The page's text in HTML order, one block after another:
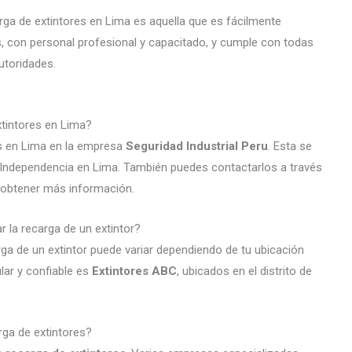
de extintores en Lima es aquella que es fácilmente
personal profesional y capacitado, y cumple con todas
en Lima?
Lima en la empresa Seguridad Industrial Peru. Esta se
en Lima. También puedes contactarlos a través
más información.
la recarga de un extintor?
de un extintor puede variar dependiendo de tu ubicación
y confiable es Extintores ABC, ubicados en el distrito de
de extintores?